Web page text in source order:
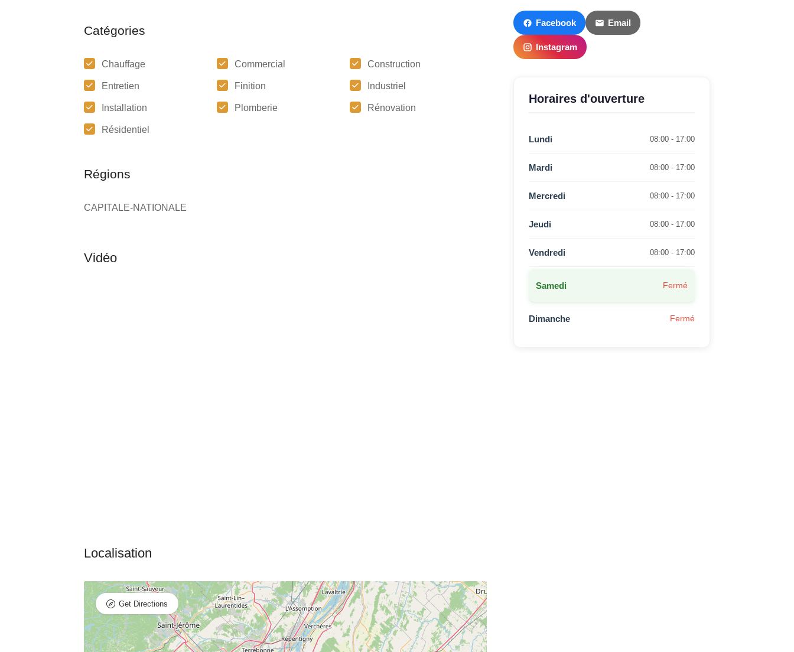
Catégories
Chauffage Commercial Construction
Entretien Finition Industriel
Installation Plomberie Rénovation
Résidentiel
Régions
CAPITALE-NATIONALE
Get Directions
Facebook Email
Instagram
Horaires d'ouverture
Lundi 08:00 - 17:00
Mardi 08:00 - 17:00
Mercredi 08:00 - 17:00
Jeudi 08:00 - 17:00
Vendredi 08:00 - 17:00
Samedi Fermé
Dimanche Fermé